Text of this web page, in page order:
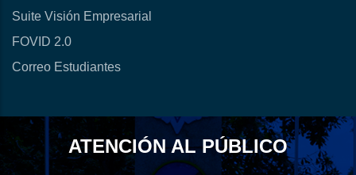
Suite Visión Empresarial
FOVID 2.0
Correo Estudiantes
ATENCIÓN AL PÚBLICO